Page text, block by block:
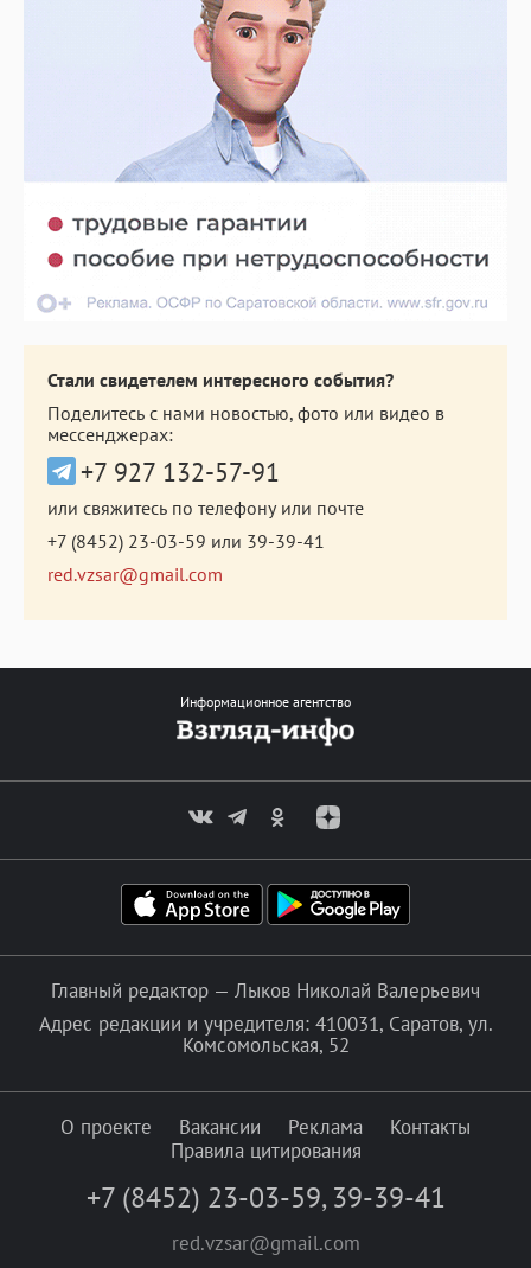
Стали свидетелем интересного события?
Поделитесь с нами новостью, фото или видео в
мессенджерах:
+7 927 132-57-91
или свяжитесь по телефону или почте
+7 (8452) 23-03-59 или 39-39-41
red.vzsar@gmail.com
Информационное агентство
Главный редактор — Лыков Николай Валерьевич
Адрес редакции и учредителя: 410031, Саратов, ул.
Комсомольская, 52
О проекте Вакансии Реклама
Контакты
Правила цитирования
+7 (8452) 23-03-59, 39-39-41
red.vzsar@gmail.com